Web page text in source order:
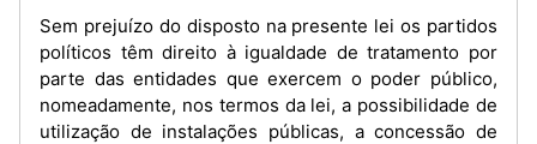
Sem prejuízo do disposto na presente lei os partidos
políticos têm direito à igualdade de tratamento por
parte das entidades que exercem o poder público,
nomeadamente, nos termos da lei, a possibilidade de
utilização de instalações públicas, a concessão de